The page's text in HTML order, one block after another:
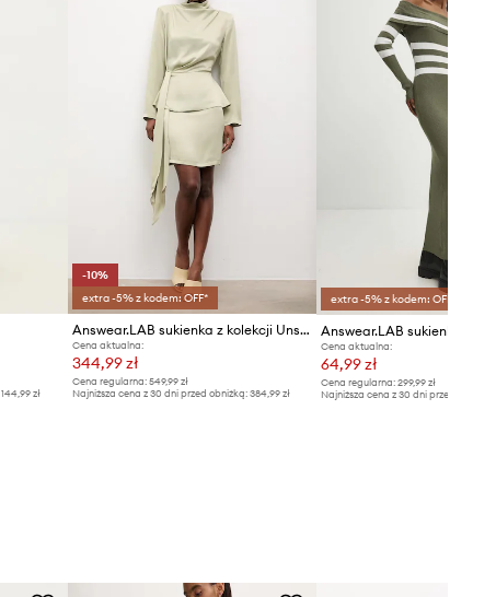
144,99 zł
-10%
extra -5% z kodem: OFF*
Answear.LAB sukienka z kolekcji Unscripted
Cena aktualna:
344,99 zł
Cena regularna:549,99 zł
Najniższa cena z 30 dni przed obniżką:384,99 zł
extra -5% z kodem: OFF*
Answear.LAB sukienka z
Cena aktualna:
64,99 zł
Cena regularna: 299,99 zł
Najniższa cena z 30 dni przed obniżką: